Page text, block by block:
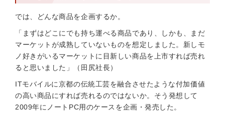
では、どんな商品を企画するか。
「まずはどこにでも持ち運べる商品であり、しかも、まだ
マーケットが成熟していないものを想定しました。新しモ
ノ好きがいるマーケットに目新しい商品を上市すれば売れ
ると思いました」（田尻社長）
ITモバイルに京都の伝統工芸を融合させたような付加価値
の高い商品にすれば売れるのではないか。そう発想して
2009年にノートPC用のケースを企画・発売した。